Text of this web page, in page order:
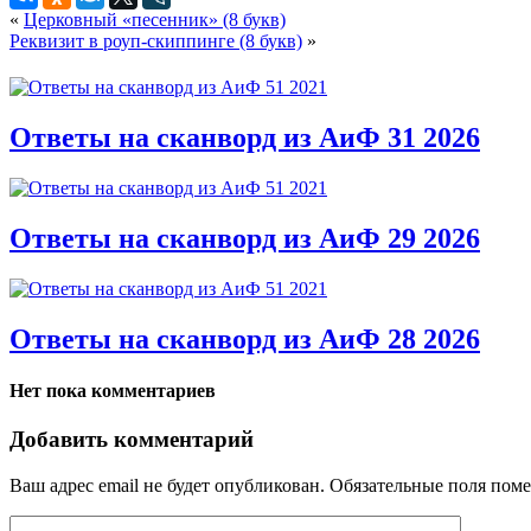
« Церковный «песенник» (8 букв)
Реквизит в роуп-скиппинге (8 букв) »
Ответы на сканворд из АиФ 31 2026
Ответы на сканворд из АиФ 29 2026
Ответы на сканворд из АиФ 28 2026
Нет пока комментариев
Добавить комментарий
Ваш адрес email не будет опубликован. Обязательные поля